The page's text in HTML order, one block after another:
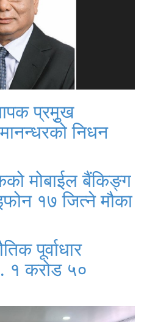
प्रमुृख
निधन
मोबाईल बैंकिङ्ग
१७ जित्ने मौका
पूर्वाधार
१ करोड ५०